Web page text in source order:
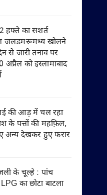
हफ्ते का सशर्त
जलडमरूमध्य खोलने
से जारी तनाव पर
अप्रैल को इस्लामाबाद
की आड़ में चल रहा
के पत्तों की महफ़िल,
अन्य देखकर हुए फरार
के चूल्हे : पांच
का छोटा बाटला